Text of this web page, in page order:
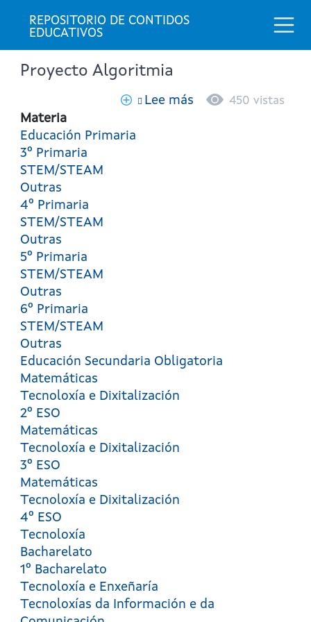
REPOSITORIO DE CONTIDOS
EDUCATIVOS
Proyecto Algoritmia
Lee más sobre 450 vistas
Materia
Educación Primaria
3º Primaria
STEM/STEAM
Outras
4º Primaria
STEM/STEAM
Outras
5º Primaria
STEM/STEAM
Outras
6º Primaria
STEM/STEAM
Outras
Educación Secundaria Obligatoria
Matemáticas
Tecnoloxía e Dixitalización
2º ESO
Matemáticas
Tecnoloxía e Dixitalización
3º ESO
Matemáticas
Tecnoloxía e Dixitalización
4º ESO
Tecnoloxía
Bacharelato
1º Bacharelato
Tecnoloxía e Enxeñaría
Tecnoloxías da Información e da